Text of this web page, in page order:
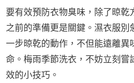
要有效預防衣物臭味，除了晾乾
之前的準備更是關鍵。濕衣服別
一步晾乾的動作，不但能遠離異
命。梅雨季節洗衣，不妨立刻嘗
效的小技巧。